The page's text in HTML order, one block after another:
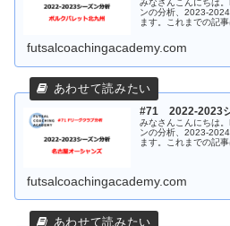
ンの分析、2023-
ます。これまでの記
futsalcoachingacademy.com
#71 2022-2023
みなさんこんにちは
ンの分析、2023-
ます。これまでの記
futsalcoachingacademy.com